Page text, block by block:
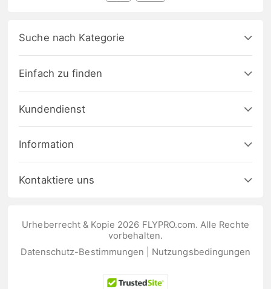
Suche nach Kategorie
Einfach zu finden
Kundendienst
Information
Kontaktiere uns
Urheberrecht & Kopie 2026 FLYPRO.com. Alle Rechte
vorbehalten.
Datenschutz-Bestimmungen
Nutzungsbedingungen